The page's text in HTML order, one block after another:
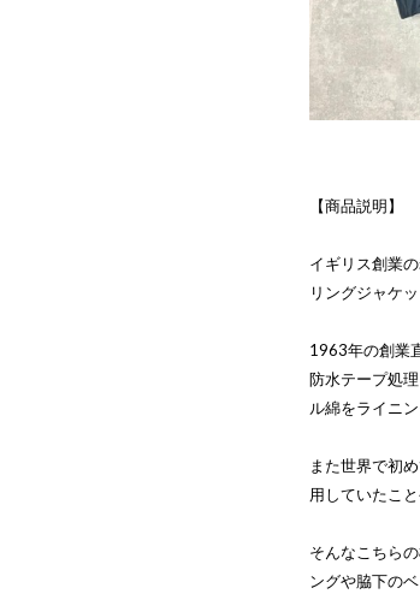
【商品説明】
イギリス創業
リングジャケッ
1963年の創業
防水テープ処
ル綿をライニ
また世界で初
用していたこ
そんなこちら
ングや脇下の